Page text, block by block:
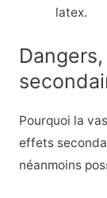
latex.
Pourquoi la
effets
néanmoins